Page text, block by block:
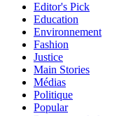
Editor's Pick
Education
Environnement
Fashion
Justice
Main Stories
Médias
Politique
Popular